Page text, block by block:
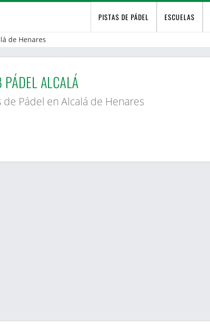
PISTAS DE PÁDEL ESCUELAS
de Henares
PÁDEL ALCALÁ
de Pádel en Alcalá de Henares